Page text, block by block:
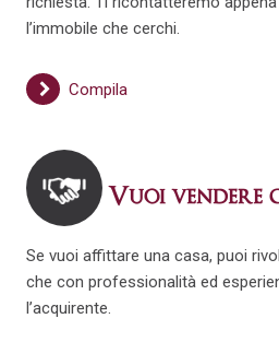
l’immobile che cerchi.
Compila
Vuoi vendere
Se vuoi affittare una casa, puoi
che con professionalità ed
l’acquirente.